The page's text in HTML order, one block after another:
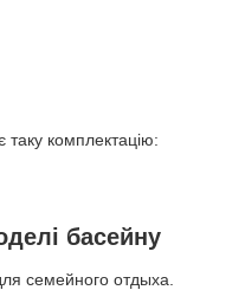
таку комплектацію:
басейну
семейного отдыха.